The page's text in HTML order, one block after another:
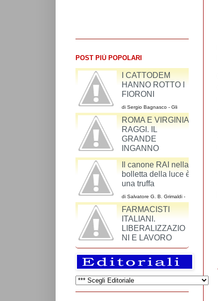
POST PIÙ POPOLARI
I CATTODEM
HANNO ROTTO I
FIORONI
di Sergio Bagnasco - Gli
argomenti dei cattodem
riguardo al ddl Cirinnà sono
ROMA E VIRGINIA
RAGGI. IL
GRANDE
INGANNO
di Maurizio Alesi - Una volta si andava a Roma
per vedere il Colosseo, l’Altare della Patria, il
colonnato di S. Pietro o Piazza Navona.
Il canone RAI nella
bolletta della luce è
una truffa
di Salvatore G. B. Grimaldi -
La RAI-Radiotelevisione
Italiana S.p.A. è una azienda
Mediaset.
FARMACISTI
ITALIANI.
LIBERALIZZAZIO
NI E LAVORO
immediatamente successivi all'unità d'Italia non
esisteva una normativa che regolamenta...